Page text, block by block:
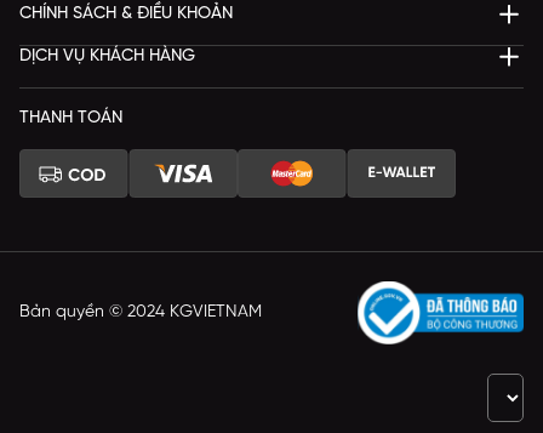
CHÍNH SÁCH & ĐIỀU KHOẢN
DỊCH VỤ KHÁCH HÀNG
THANH TOÁN
Bản quyền © 2024 KGVIETNAM